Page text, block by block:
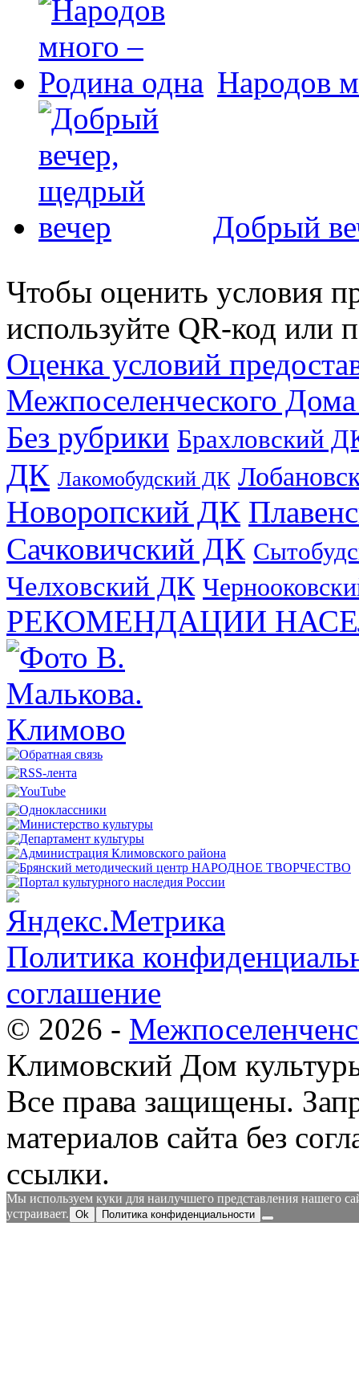
Народов
Добрый
Чтобы оценить условия
используйте QR-код или
Оценка условий
Межпоселенческого
Без рубрики Брахловский
ДК Лакомобудский ДК
Новоропский ДК
Сачковичский ДК
Челховский ДК
РЕКОМЕНДАЦИИ
Политика
соглашение
© 2026 -
Климовский Дом
Все права защищены.
материалов сайта без
ссылки.
Мы используем куки для наилучшего представления нашего
устраивает. Ok Политика конфиденциальности